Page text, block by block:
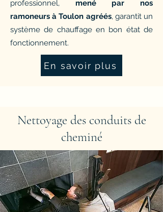
professionnel, mené par nos
ramoneurs à Toulon agréés, garantit un
système de chauffage en bon état de
fonctionnement.
En savoir plus
Nettoyage des conduits de
cheminé